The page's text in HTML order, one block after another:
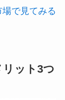
で見てみる
ット3つ